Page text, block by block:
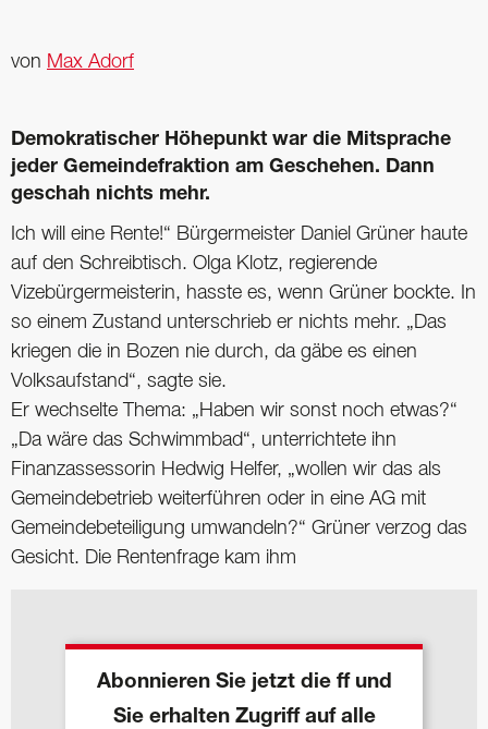
von Max Adorf
Demokratischer Höhepunkt war die Mitsprache
jeder Gemeindefraktion am Geschehen. Dann
geschah nichts mehr.
Ich will eine Rente!“ Bürgermeister Daniel Grüner haute
auf den Schreibtisch. Olga Klotz, ­regierende
Vizebürgermeisterin, hasste es, wenn Grüner bockte. In
so einem Zustand unterschrieb er nichts mehr. „Das
kriegen die in Bozen nie durch, da gäbe es einen
Volksaufstand“, sagte sie.
Er wechselte Thema: „Haben wir sonst noch etwas?“
„Da wäre das Schwimmbad“, unterrichtete ihn
Finanzassessorin Hedwig Helfer, „wollen wir das als
Gemeindebetrieb weiterführen oder in eine AG mit
Gemeindebeteiligung umwandeln?“ Grüner verzog das
Gesicht. Die Rentenfrage kam ihm
Abonnieren Sie jetzt die ff und
Sie erhalten Zugriff auf alle